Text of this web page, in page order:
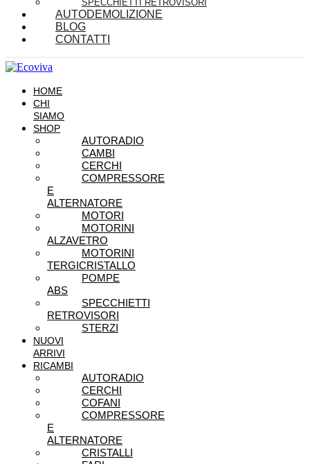
SPECCHIETTI RETROVISORI
AUTODEMOLIZIONE
BLOG
CONTATTI
HOME
CHI
SIAMO
SHOP
AUTORADIO
CAMBI
CERCHI
COMPRESSORE
E
ALTERNATORE
MOTORI
MOTORINI
ALZAVETRO
MOTORINI
TERGICRISTALLO
POMPE
ABS
SPECCHIETTI
RETROVISORI
STERZI
NUOVI
ARRIVI
RICAMBI
AUTORADIO
CERCHI
COFANI
COMPRESSORE
E
ALTERNATORE
CRISTALLI